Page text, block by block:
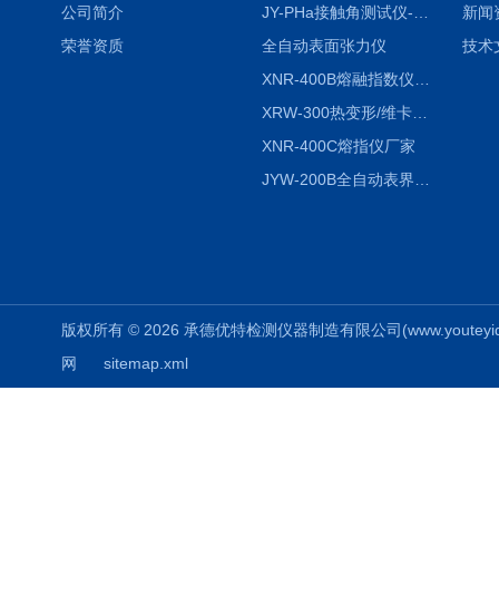
公司简介
荣誉资质
全自动表面张力仪
XRW-300热变形/维卡软化点温度测定仪
XNR-400C熔指仪厂家
新闻
技术
版权所有 © 2026 承德优特检测仪器制造有限公司
网
sitemap.xml